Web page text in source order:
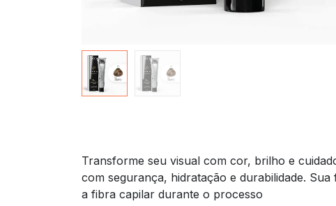
Transforme seu visual com cor, brilho e
com segurança, hidratação e durabilidade.
a fibra capilar durante o processo